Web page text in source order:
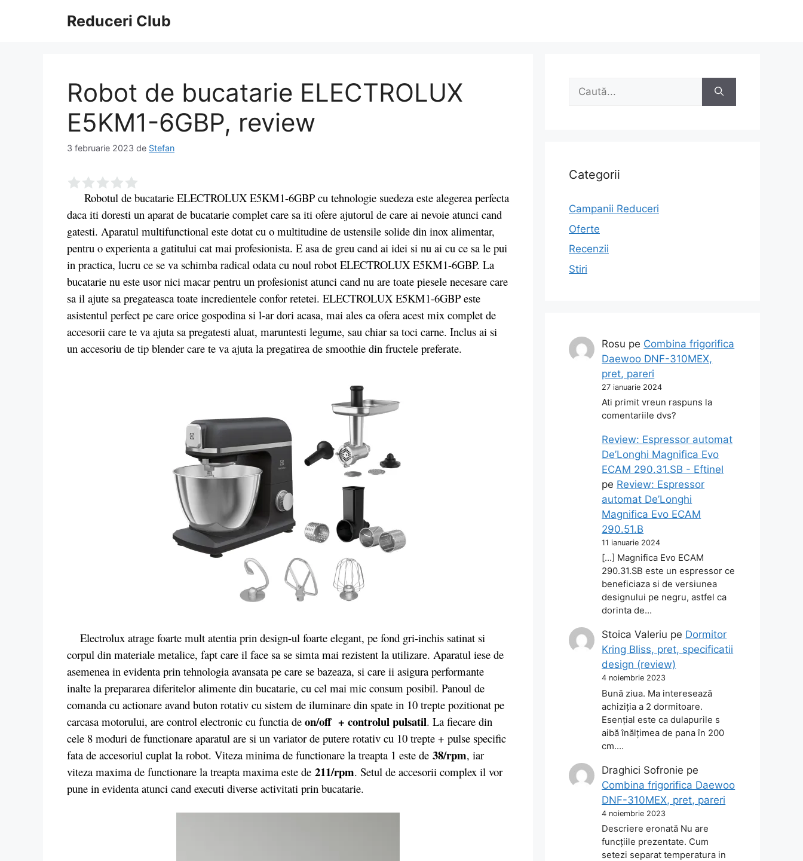
Reduceri Club
Robot de bucatarie ELECTROLUX
E5KM1-6GBP, review
3 februarie 2023 de Stefan
Robotul de bucatarie ELECTROLUX E5KM1-6GBP cu tehnologie suedeza este alegerea perfecta
daca iti doresti un aparat de bucatarie complet care sa iti ofere ajutorul de care ai nevoie atunci cand
gatesti. Aparatul multifunctional este dotat cu o multitudine de ustensile solide din inox alimentar,
pentru o experienta a gatitului cat mai profesionista. E asa de greu cand ai idei si nu ai cu ce sa le pui
in practica, lucru ce se va schimba radical odata cu noul robot ELECTROLUX E5KM1-6GBP. La
bucatarie nu este usor nici macar pentru un profesionist atunci cand nu are toate piesele necesare care
sa il ajute sa pregateasca toate incredientele confor retetei. ELECTROLUX E5KM1-6GBP este
asistentul perfect pe care orice gospodina si l-ar dori acasa, mai ales ca ofera acest mix complet de
accesorii care te va ajuta sa pregatesti aluat, maruntesti legume, sau chiar sa toci carne. Inclus ai si
un accesoriu de tip blender care te va ajuta la pregatirea de smoothie din fructele preferate.
Electrolux atrage foarte mult atentia prin design-ul foarte elegant, pe fond gri-inchis satinat si
corpul din materiale metalice, fapt care il face sa se simta mai rezistent la utilizare. Aparatul iese de
asemenea in evidenta prin tehnologia avansata pe care se bazeaza, si care ii asigura performante
inalte la prepararea diferitelor alimente din bucatarie, cu cel mai mic consum posibil. Panoul de
comanda cu actionare avand buton rotativ cu sistem de iluminare din spate in 10 trepte pozitionat pe
carcasa motorului, are control electronic cu functia de on/off + controlul pulsatil. La fiecare din
cele 8 moduri de functionare aparatul are si un variator de putere rotativ cu 10 trepte + pulse specific
fata de accesoriul cuplat la robot. Viteza minima de functionare la treapta 1 este de 38/rpm, iar
viteza maxima de functionare la treapta maxima este de 211/rpm. Setul de accesorii complex il vor
pune in evidenta atunci cand executi diverse activitati prin bucatarie.
Caută
Categorii
Campanii Reduceri
Oferte
Recenzii
Stiri
Rosu pe Combina frigorifica
Daewoo DNF-310MEX,
pret, pareri
27 ianuarie 2024
Ati primit vreun raspuns la
comentariile dvs?
Review: Espressor automat
De’Longhi Magnifica Evo
ECAM 290.31.SB - Eftinel
pe Review: Espressor
automat De’Longhi
Magnifica Evo ECAM
290.51.B
11 ianuarie 2024
[…] Magnifica Evo ECAM
290.31.SB este un espressor ce
beneficiaza si de versiunea
designului pe negru, astfel ca
dorinta de…
Stoica Valeriu pe Dormitor
Kring Bliss, pret, specificatii
design (review)
4 noiembrie 2023
Bună ziua. Ma interesează
achiziția a 2 dormitoare.
Esențial este ca dulapurile s
aibă înălțimea de pana în 200
cm.…
Draghici Sofronie pe
Combina frigorifica Daewoo
DNF-310MEX, pret, pareri
4 noiembrie 2023
Descriere eronată Nu are
funcțiile prezentate. Cum
setezi separat temperatura in